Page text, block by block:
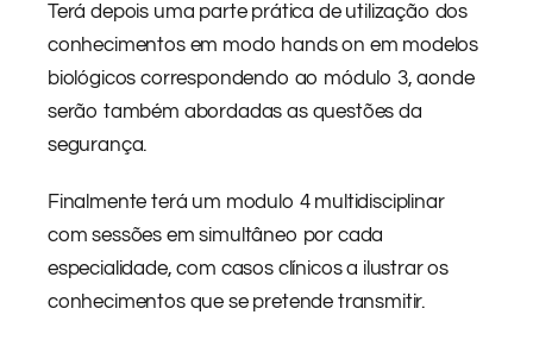
Terá depois uma parte prática de utilização dos
conhecimentos em modo hands on em modelos
biológicos correspondendo ao módulo 3, aonde
serão também abordadas as questões da
segurança.
Finalmente terá um modulo 4 multidisciplinar
com sessões em simultâneo por cada
especialidade, com casos clínicos a ilustrar os
conhecimentos que se pretende transmitir.